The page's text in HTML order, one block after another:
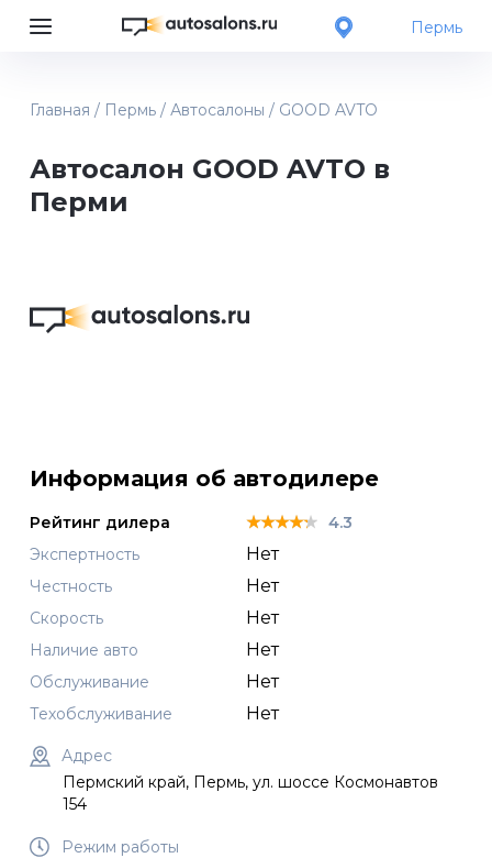
Главная / Пермь / Автосалоны / GOOD AVTO
Пермь
Автосалон GOOD AVTO в
Перми
Информация об автодилере
Рейтинг дилера ★★★★★
★★★★★
★★★★★ 4.3
Экспертность
Нет
Честность Нет
Скорость Нет
Наличие авто Нет
Обслуживание Нет
Техобслуживание Нет
Адрес
Пермский край, Пермь, ул. шоссе Космонавтов
154
Режим работы